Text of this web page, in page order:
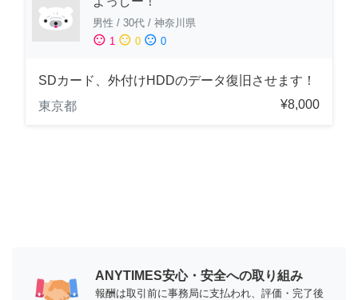
男性 / 30代 / 神奈川県
sentiment_satisfied 1 sentiment_neutral 0 sentiment_dissatisfied 0
SDカード、外付けHDDのデータ復旧させます！
東京都
¥8,000
ANYTIMES安心・安全への取り組み
報酬は取引前に事務局に支払われ、評価・完了後